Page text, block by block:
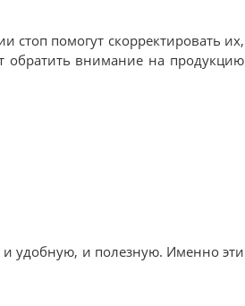
помогут скорректировать их,
обратить внимание на продукцию
удобную, и полезную. Именно эти